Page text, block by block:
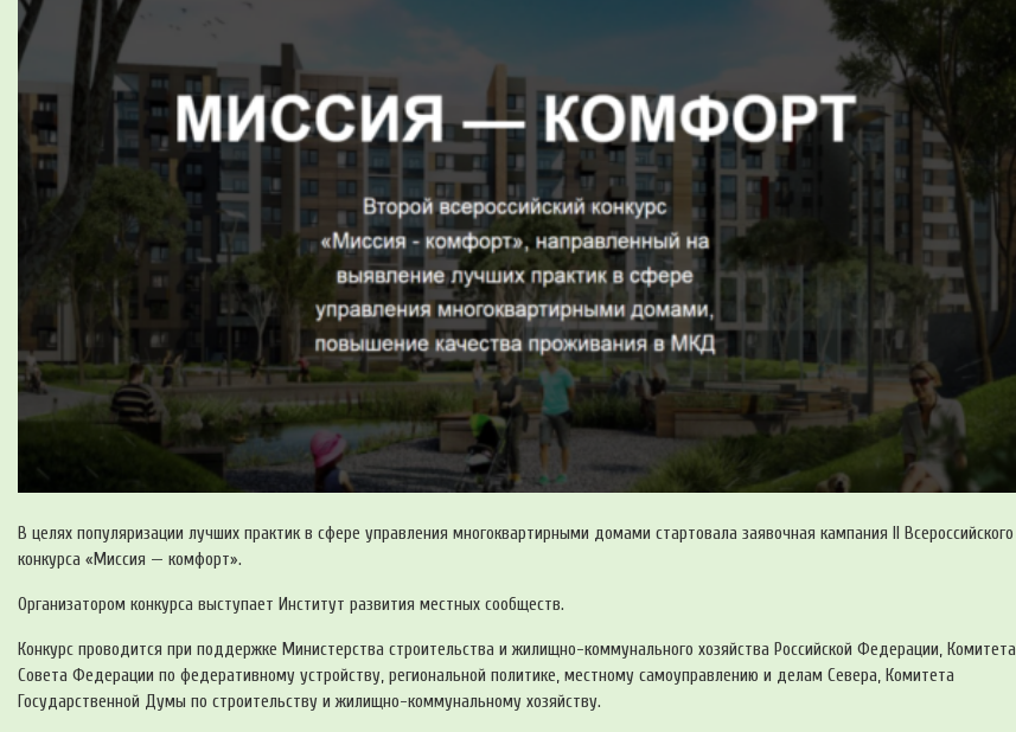
В целях популяризации лучших практик в сфере управления многоквартирными домами стартовала заявочная кампания II Всероссийского
конкурса «Миссия — комфорт».
Организатором конкурса выступает Институт развития местных сообществ.
Конкурс проводится при поддержке Министерства строительства и жилищно-коммунального хозяйства Российской Федерации, Комитета
Совета Федерации по федеративному устройству, региональной политике, местному самоуправлению и делам Севера, Комитета
Государственной Думы по строительству и жилищно-коммунальному хозяйству.